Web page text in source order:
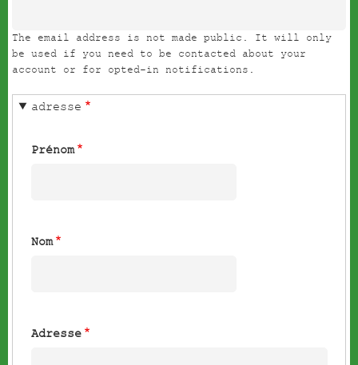
The email address is not made public. It will only
be used if you need to be contacted about your
account or for opted-in notifications.
adresse
Prénom
Nom
Adresse